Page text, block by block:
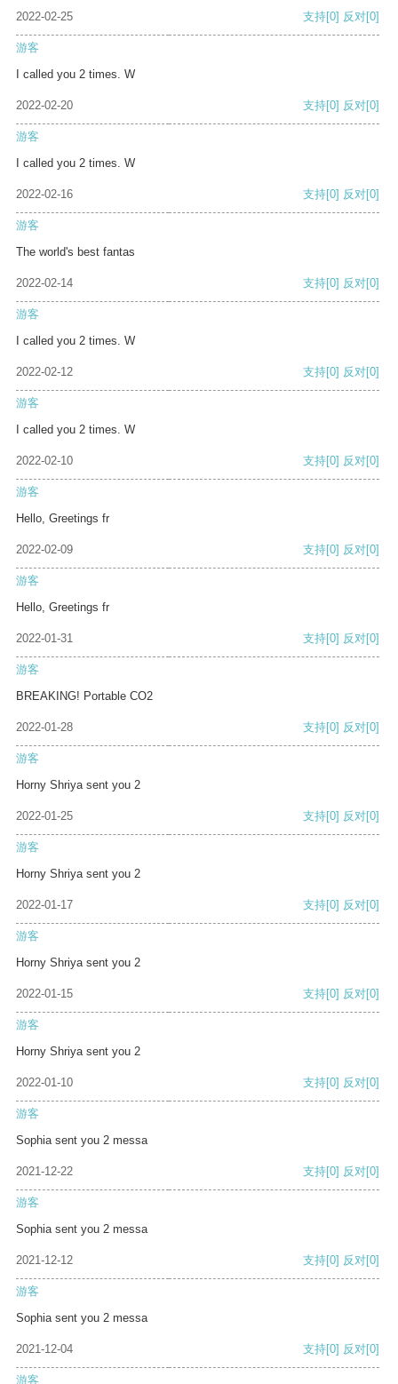
2022-02-25 支持[0] 反对[0]
游客
I called you 2 times. W
2022-02-20 支持[0] 反对[0]
游客
I called you 2 times. W
2022-02-16 支持[0] 反对[0]
游客
The world's best fantas
2022-02-14 支持[0] 反对[0]
游客
I called you 2 times. W
2022-02-12 支持[0] 反对[0]
游客
I called you 2 times. W
2022-02-10 支持[0] 反对[0]
游客
Hello, Greetings fr
2022-02-09 支持[0] 反对[0]
游客
Hello, Greetings fr
2022-01-31 支持[0] 反对[0]
游客
BREAKING! Portable CO2
2022-01-28 支持[0] 反对[0]
游客
Horny Shriya sent you 2
2022-01-25 支持[0] 反对[0]
游客
Horny Shriya sent you 2
2022-01-17 支持[0] 反对[0]
游客
Horny Shriya sent you 2
2022-01-15 支持[0] 反对[0]
游客
Horny Shriya sent you 2
2022-01-10 支持[0] 反对[0]
游客
Sophia sent you 2 messa
2021-12-22 支持[0] 反对[0]
游客
Sophia sent you 2 messa
2021-12-12 支持[0] 反对[0]
游客
Sophia sent you 2 messa
2021-12-04 支持[0] 反对[0]
游客